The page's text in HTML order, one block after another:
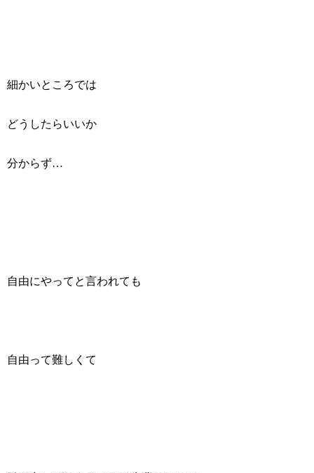
細かいところでは
どうしたらいいか
分からず…
自由にやってと言われても
自由って難しくて